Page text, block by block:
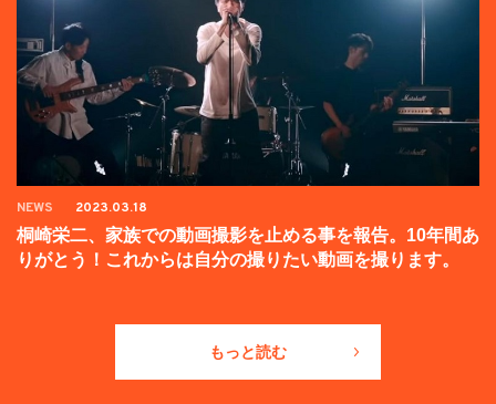
NEWS 2023.03.18
桐崎栄二、家族での動画撮影を止める事を報告。10年間あ
りがとう！これからは自分の撮りたい動画を撮ります。
もっと読む